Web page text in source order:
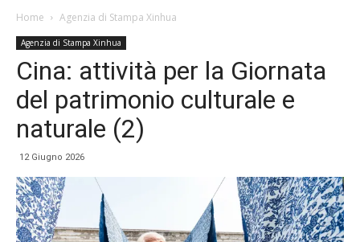
Home Agenzia di Stampa Xinhua
Agenzia di Stampa Xinhua
Cina: attività per la Giornata
del patrimonio culturale e
naturale (2)
12 Giugno 2026